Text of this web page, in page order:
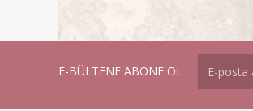
E-BÜLTENE ABONE OL